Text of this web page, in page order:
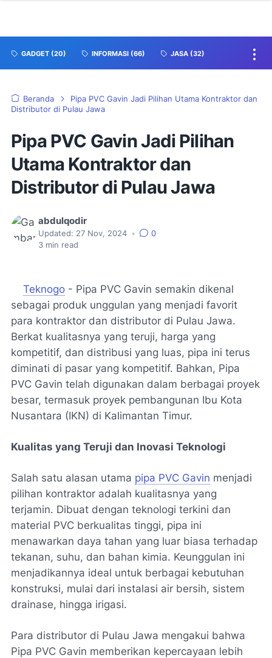
GADGET (20) INFORMASI (66) JASA (32)
Beranda
Pipa PVC Gavin Jadi Pilihan Utama Kontraktor dan
Distributor di Pulau Jawa
Pipa PVC Gavin Jadi Pilihan
Utama Kontraktor dan
Distributor di Pulau Jawa
abdulqodir
Updated: 27 Nov, 2024 •
0
3 min read
Teknogo - Pipa PVC Gavin semakin dikenal
sebagai produk unggulan yang menjadi favorit
para kontraktor dan distributor di Pulau Jawa.
Berkat kualitasnya yang teruji, harga yang
kompetitif, dan distribusi yang luas, pipa ini terus
diminati di pasar yang kompetitif. Bahkan, Pipa
PVC Gavin telah digunakan dalam berbagai proyek
besar, termasuk proyek pembangunan Ibu Kota
Nusantara (IKN) di Kalimantan Timur.
Kualitas yang Teruji dan Inovasi Teknologi
Salah satu alasan utama pipa PVC Gavin menjadi
pilihan kontraktor adalah kualitasnya yang
terjamin. Dibuat dengan teknologi terkini dan
material PVC berkualitas tinggi, pipa ini
menawarkan daya tahan yang luar biasa terhadap
tekanan, suhu, dan bahan kimia. Keunggulan ini
menjadikannya ideal untuk berbagai kebutuhan
konstruksi, mulai dari instalasi air bersih, sistem
drainase, hingga irigasi.
Para distributor di Pulau Jawa mengakui bahwa
Pipa PVC Gavin memberikan kepercayaan lebih